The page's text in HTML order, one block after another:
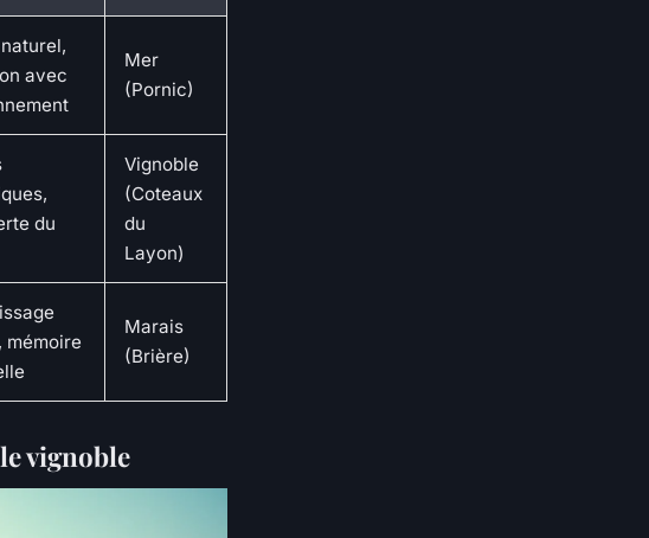
avec
Mer
(Pornic)
du
Vignoble
(Coteaux
du
Layon)
mémoire
Marais
(Brière)
vignoble